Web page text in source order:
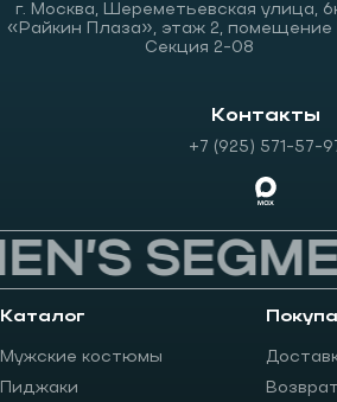
г. Москва, Шереметьевская улица,
«Райкин Плаза», этаж 2, помещение
Секция 2-08
Контакты
+7 (925) 571-57-
Каталог
Мужские костюмы
Пиджаки